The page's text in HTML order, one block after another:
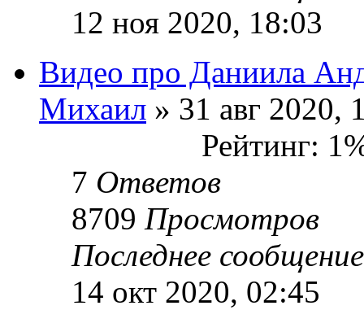
12 ноя 2020, 18:03
Видео про Даниила
Михаил » 31 авг 2020,
Рейтинг:
7 Ответов
8709 Просмотров
Последнее
14 окт 2020, 02:45